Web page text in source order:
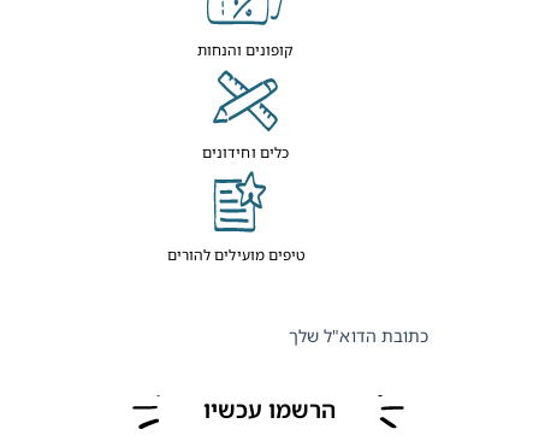
קופונים והנחות
כלים וחידונים
טיפים מועילים להורים
כתובת הדוא"ל שלך
הרשמו עכשיו